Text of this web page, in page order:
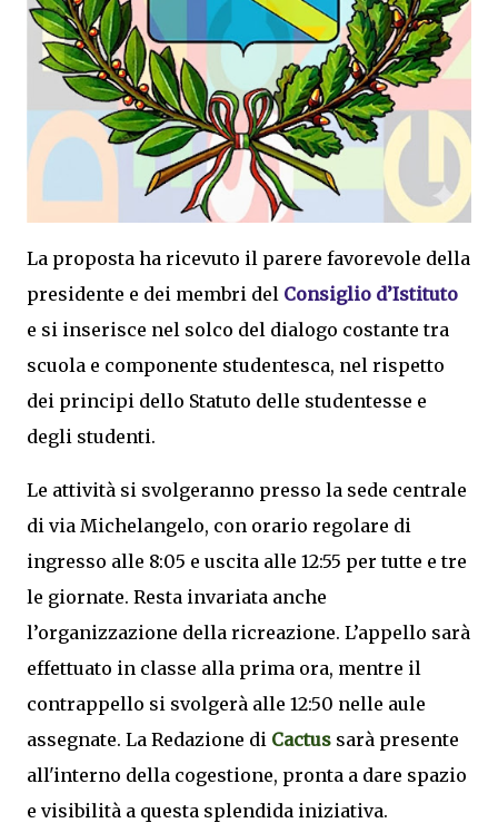
La proposta ha ricevuto il parere favorevole della
presidente e dei membri del Consiglio d’Istituto
e si inserisce nel solco del dialogo costante tra
scuola e componente studentesca, nel rispetto
dei principi dello Statuto delle studentesse e
degli studenti.
Le attività si svolgeranno presso la sede centrale
di via Michelangelo, con orario regolare di
ingresso alle 8:05 e uscita alle 12:55 per tutte e tre
le giornate. Resta invariata anche
l’organizzazione della ricreazione. L’appello sarà
effettuato in classe alla prima ora, mentre il
contrappello si svolgerà alle 12:50 nelle aule
assegnate. La Redazione di Cactus sarà presente
all'interno della cogestione, pronta a dare spazio
e visibilità a questa splendida iniziativa.